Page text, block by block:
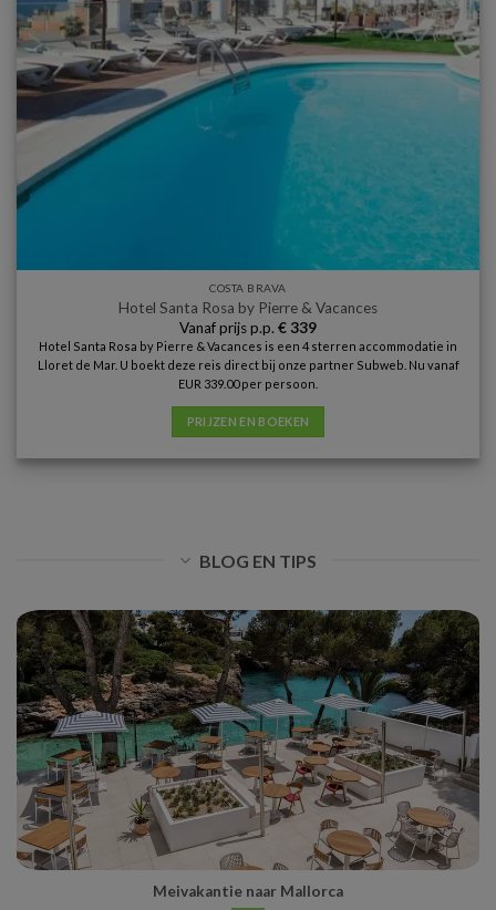
COSTA BRAVA
Hotel Santa Rosa by Pierre & Vacances
Vanaf prijs p.p. € 339
Hotel Santa Rosa by Pierre & Vacances is een 4 sterren accommodatie in
Lloret de Mar. U boekt deze reis direct bij onze partner Subweb. Nu vanaf
EUR 339.00 per persoon.
PRIJZEN EN BOEKEN
BLOG EN TIPS
Meivakantie naar Mallorca